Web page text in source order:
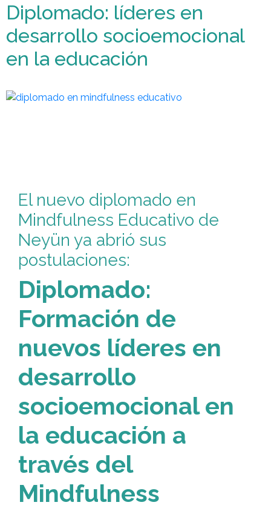
Diplomado: líderes en
desarrollo socioemocional
en la educación
El nuevo diplomado en
Mindfulness Educativo de
Neyün ya abrió sus
postulaciones:
Diplomado:
Formación de
nuevos líderes en
desarrollo
socioemocional en
la educación a
través del
Mindfulness